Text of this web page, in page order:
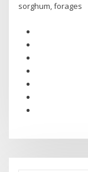
sorghum, forages